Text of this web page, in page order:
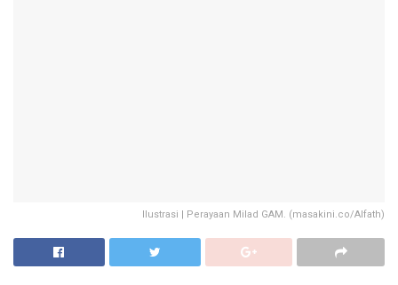
Ilustrasi | Perayaan Milad GAM. (masakini.co/Alfath)